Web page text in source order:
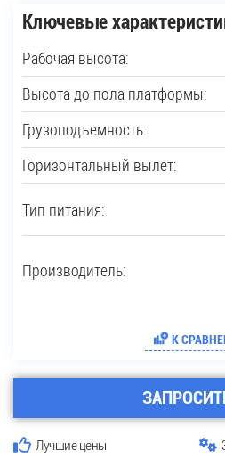
Запчасти
Услуги
О компании
Контакты
Ключевые
Рабочая высота:
Высота до пола платформы:
Грузоподъемность:
Горизонтальный вылет:
Тип питания:
Производитель:
К
Лучшие цены